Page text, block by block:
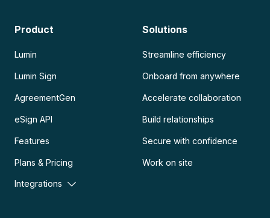
Product
Lumin
Lumin Sign
AgreementGen
eSign API
Features
Plans & Pricing
Integrations
Solutions
Streamline efficiency
Onboard from anywhere
Accelerate collaboration
Build relationships
Secure with confidence
Work on site